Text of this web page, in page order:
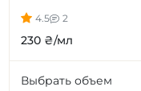
4.5 2
230 ₴/мл
Выбрать объем